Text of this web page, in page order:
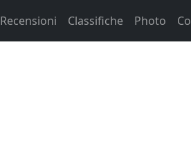
Recensioni Classifiche Photo